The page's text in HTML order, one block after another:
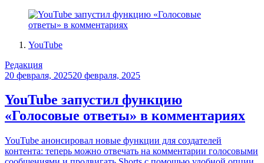
YouTube
Редакция
20 февраля, 202520 февраля, 2025
YouTube запустил функцию
«Голосовые ответы» в комментариях
YouTube анонсировал новые функции для создателей
контента: теперь можно отвечать на комментарии голосовыми